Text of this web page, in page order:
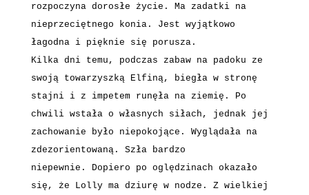
rozpoczyna dorosłe życie. Ma zadatki na
nieprzeciętnego konia. Jest wyjątkowo
łagodna i pięknie się porusza.
Kilka dni temu, podczas zabaw na padoku ze
swoją towarzyszką Elfiną, biegła w stronę
stajni i z impetem runęła na ziemię. Po
chwili wstała o własnych siłach, jednak jej
zachowanie było niepokojące. Wyglądała na
zdezorientowaną. Szła bardzo
niepewnie.
Dopiero po oględzinach okazało
się, że Lolly ma dziurę w nodze. Z wielkiej